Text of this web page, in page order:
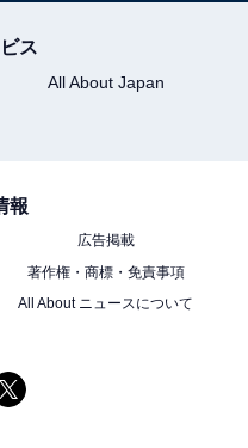
ス
All About Japan
報
広告掲載
著作権・商標・免責事項
All About ニュースについて